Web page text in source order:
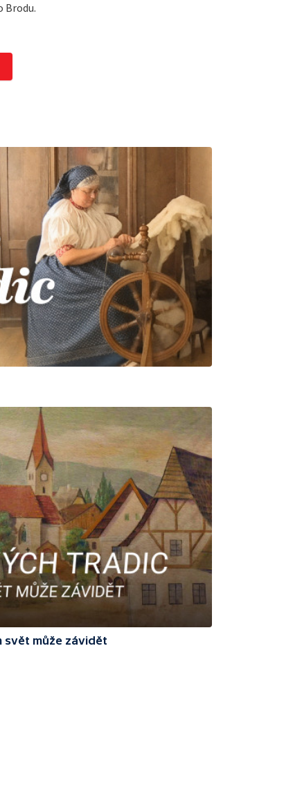
Brodu.
svět může závidět